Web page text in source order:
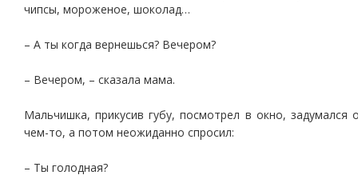
чипсы, мороженое, шоколад…
– А ты когда вернешься? Вечером?
– Вечером, – сказала мама.
Мальчишка, прикусив губу, посмотрел в окно, задумался
чем-то, а потом неожиданно спросил:
– Ты голодная?